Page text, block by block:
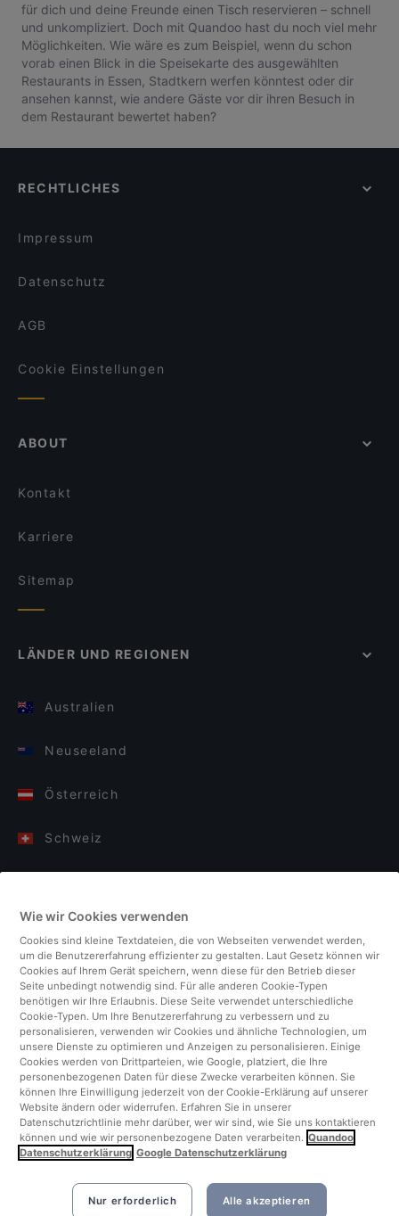
für dich und deine Freunde einen Tisch reservieren – schnell
und unkompliziert. Doch mit Quandoo hast du noch viel mehr
Möglichkeiten. Wie wäre es zum Beispiel, wenn du schon
vorab einen Blick in die Speisekarte des ausgewählten
Restaurants in Essen, Stadtkern werfen könntest oder dir
ansehen kannst, wie andere Gäste vor dir ihren Besuch in
dem Restaurant bewertet haben?
RECHTLICHES
Impressum
Datenschutz
AGB
Cookie Einstellungen
ABOUT
Kontakt
Karriere
Sitemap
LÄNDER UND REGIONEN
Australien
Neuseeland
Österreich
Schweiz
Italien
Finnland
Vereinigtes Königreich
Türkei
Niederlande
Singapur
Wie wir Cookies verwenden
Cookies sind kleine Textdateien, die von Webseiten verwendet werden,
um die Benutzererfahrung effizienter zu gestalten. Laut Gesetz können wir
Cookies auf Ihrem Gerät speichern, wenn diese für den Betrieb dieser
Seite unbedingt notwendig sind. Für alle anderen Cookie-Typen
benötigen wir Ihre Erlaubnis. Diese Seite verwendet unterschiedliche
Cookie-Typen. Um Ihre Benutzererfahrung zu verbessern und zu
personalisieren, verwenden wir Cookies und ähnliche Technologien, um
unsere Dienste zu optimieren und Anzeigen zu personalisieren. Einige
Cookies werden von Drittparteien, wie Google, platziert, die Ihre
personenbezogenen Daten für diese Zwecke verarbeiten können. Sie
können Ihre Einwilligung jederzeit von der Cookie-Erklärung auf unserer
Website ändern oder widerrufen. Erfahren Sie in unserer
Datenschutzrichtlinie mehr darüber, wer wir sind, wie Sie uns kontaktieren
können und wie wir personenbezogene Daten verarbeiten. Quandoo
Datenschutzerklärung Google Datenschutzerklärung
Nur erforderlich Alle akzeptieren